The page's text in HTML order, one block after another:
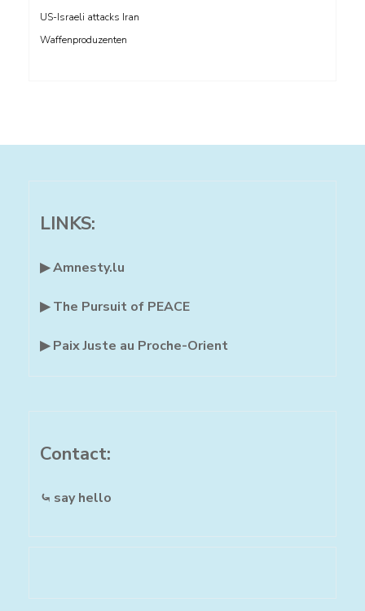
US-Israeli attacks Iran
Waffenproduzenten
LINKS:
▶ Amnesty.lu
▶ The Pursuit of PEACE
▶ Paix Juste au Proche-Orient
Contact:
⤿ say hello